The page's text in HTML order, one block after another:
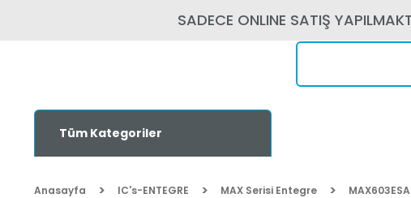
SADECE ONLINE SATIŞ
Tüm Kategoriler
Anasayfa IC's-ENTEGRE MAX Serisi Entegre